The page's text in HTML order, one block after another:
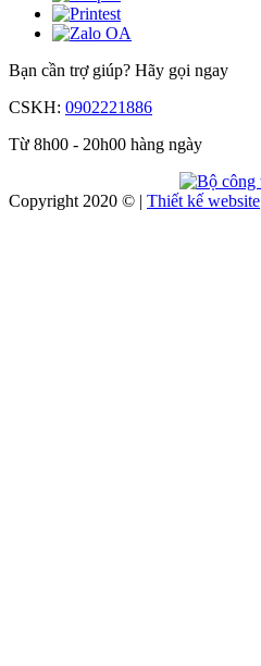
Bạn cần trợ giúp? Hãy gọi ngay
CSKH: 0902221886
Từ 8h00 - 20h00 hàng ngày
Copyright 2020 © | Thiết kế website